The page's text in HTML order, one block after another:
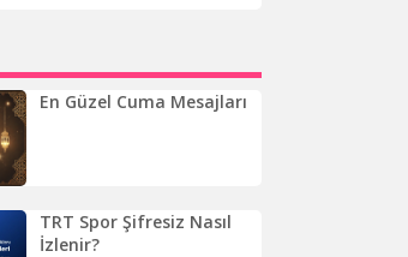
En Güzel Cuma Mesajları
TRT Spor Şifresiz Nasıl
İzlenir?